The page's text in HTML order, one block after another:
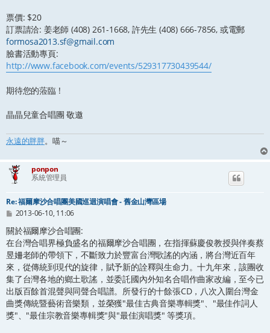
票價: $20
訂票請洽: 姜老師 (408) 261-1668, 許先生 (408) 666-7856, 或電郵
formosa2013.sf@gmail.com
臉書活動專頁:
http://www.facebook.com/events/529317730439544/
期待您的蒞臨 !
晶晶兒童合唱團 敬邀
永遠的胖胖。喵～
ponpon
系統管理員
Re: 福爾摩沙合唱團美國巡迴演唱會 - 舊金山灣區場
文
2013-06-10, 11:06
關於福爾摩沙合唱團:
在台灣合唱界極負盛名的福爾摩沙合唱團，在指揮蘇慶俊教授與伴奏蔡
昱姍老師的帶領下，不斷致力於豐富台灣歌謠的內涵，將台灣近百年
來，從傳統到現代的旋律，賦予新的詮釋與生命力。十九年來，該團收
集了台灣各地的鄉土歌謠，並委託國內外知名合唱作曲家改編，至今已
出版百餘首混聲與同聲合唱譜。所發行的十餘張CD，八次入圍台灣金
曲獎傳統暨藝術音樂類，並榮獲"最佳古典音樂專輯獎"、"最佳作詞人
獎"、"最佳宗教音樂專輯獎"與"最佳演唱獎" 等獎項。